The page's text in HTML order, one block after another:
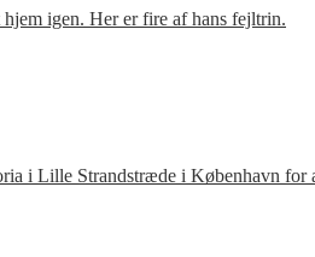
igen. Her er fire af hans fejltrin.
i Lille Strandstræde i København for